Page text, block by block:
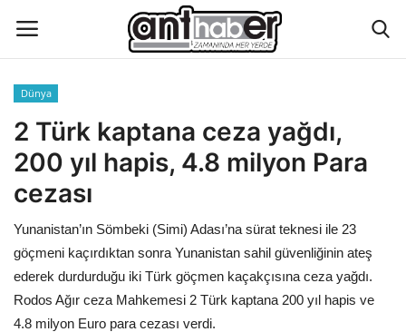
Künye
Eğitim
Hakkımızda
İletişim
Dünya
2 Türk kaptana ceza yağdı,
200 yıl hapis, 4.8 milyon Para
cezası
Yunanistan’ın Sömbeki (Simi) Adası’na sürat teknesi ile 23
göçmeni kaçırdıktan sonra Yunanistan sahil güvenliğinin ateş
ederek durdurduğu iki Türk göçmen kaçakçısına ceza yağdı.
Rodos Ağır ceza Mahkemesi 2 Türk kaptana 200 yıl hapis ve
4.8 milyon Euro para cezası verdi.